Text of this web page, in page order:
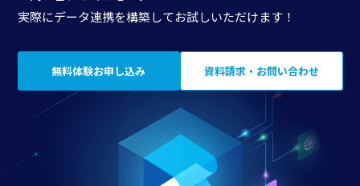
実際にデータ連携を構築してお試しいただけます！
無料体験お申し込み 資料請求・お問い合わせ